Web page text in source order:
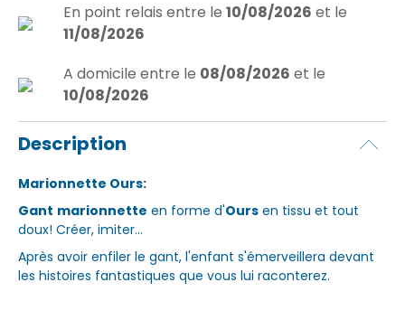
En point relais entre le 10/08/2026 et le
11/08/2026
A domicile entre le 08/08/2026 et le
10/08/2026
Description
Marionnette Ours:
Gant marionnette en forme d'Ours en tissu et tout
doux! Créer, imiter...
Après avoir enfiler le gant, l'enfant s'émerveillera devant
les histoires fantastiques que vous lui raconterez.